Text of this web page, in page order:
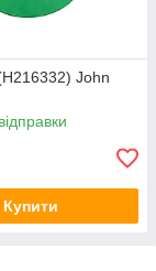
John
Купити